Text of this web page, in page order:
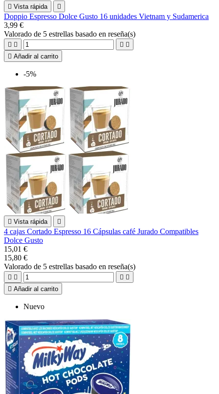
 Vista rápida 
Doppio Espresso Dolce Gusto 16 unidades Vietnam y Sudamerica
3,99 €
Valorado de 5 estrellas basado en reseña(s)
   
 Añadir al carrito
-5%
 Vista rápida 
4 cajas Cortado Espresso 16 Cápsulas café Jurado Compatibles
Dolce Gusto
15,01 €
15,80 €
Valorado de 5 estrellas basado en reseña(s)
   
 Añadir al carrito
Nuevo